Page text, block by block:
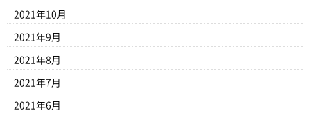
2021年10月
2021年9月
2021年8月
2021年7月
2021年6月